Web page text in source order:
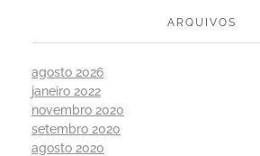
ARQUIVOS
agosto 2026
janeiro 2022
novembro 2020
setembro 2020
agosto 2020